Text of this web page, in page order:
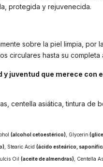
protegida y rejuvenecida.
sobre la piel limpia, por
circulares hasta su completa
y juventud que merece con
centella asiática, tintura de
(alcohol cetoestérico), Glycerin
, Stearic Acid (ácido esteárico,
Oil (aceite de almendras), Centella